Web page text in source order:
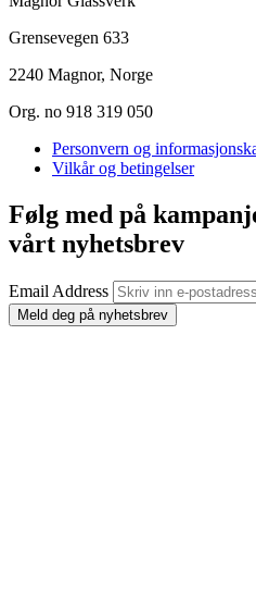
Grensevegen 633
2240 Magnor, Norge
Org. no 918 319 050
Personvern og
Vilkår og betingelser
Følg med på
vårt nyhetsbrev
Email Address
Meld deg på nyhetsbrev